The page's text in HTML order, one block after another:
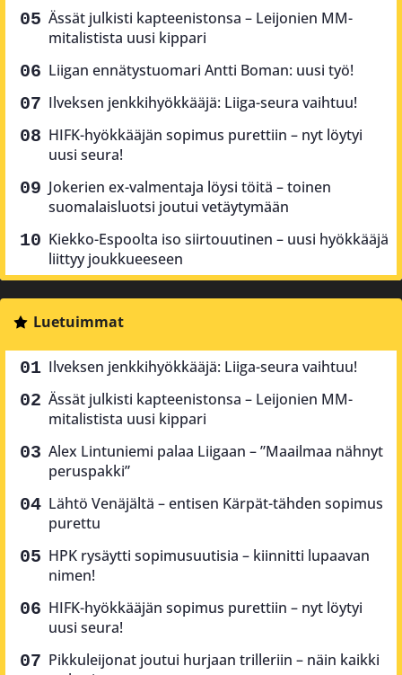
Ässät julkisti kapteenistonsa – Leijonien MM-
mitalistista uusi kippari
Liigan ennätystuomari Antti Boman: uusi työ!
Ilveksen jenkkihyökkääjä: Liiga-seura vaihtuu!
HIFK-hyökkääjän sopimus purettiin – nyt löytyi
uusi seura!
Jokerien ex-valmentaja löysi töitä – toinen
suomalaisluotsi joutui vetäytymään
Kiekko-Espoolta iso siirtouutinen – uusi hyökkääjä
liittyy joukkueeseen
Luetuimmat
Ilveksen jenkkihyökkääjä: Liiga-seura vaihtuu!
Ässät julkisti kapteenistonsa – Leijonien MM-
mitalistista uusi kippari
Alex Lintuniemi palaa Liigaan – ”Maailmaa nähnyt
peruspakki”
Lähtö Venäjältä – entisen Kärpät-tähden sopimus
purettu
HPK rysäytti sopimusuutisia – kiinnitti lupaavan
nimen!
HIFK-hyökkääjän sopimus purettiin – nyt löytyi
uusi seura!
Pikkuleijonat joutui hurjaan trilleriin – näin kaikki